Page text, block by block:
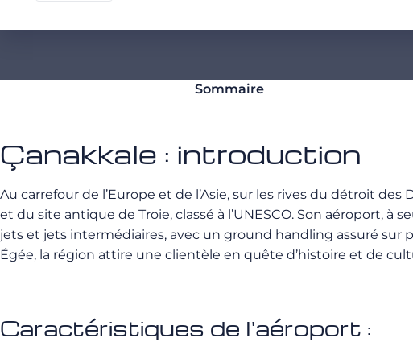
Sommaire
Çanakkale : introduction
Au carrefour de l’Europe et de l’Asie, sur les rives du détroit
et du site antique de Troie, classé à l’UNESCO. Son aéroport,
jets et jets intermédiaires, avec un ground handling assuré
Égée, la région attire une clientèle en quête d’histoire et de
Caractéristiques de l'aéroport :